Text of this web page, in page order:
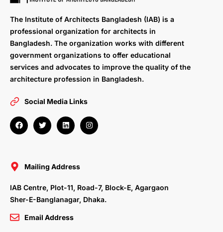
The Institute of Architects Bangladesh (IAB) is a
professional organization for architects in
Bangladesh. The organization works with different
government organizations to offer educational
services and advocates to improve the quality of the
architecture profession in Bangladesh.
Social Media Links
F
a
c
o
T
w
i
r
L
i
n
i
n
I
n
s
Mailing Address
IAB Centre, Plot-11, Road-7, Block-E, Agargaon
Sher-E-Banglanagar, Dhaka.
Email Address